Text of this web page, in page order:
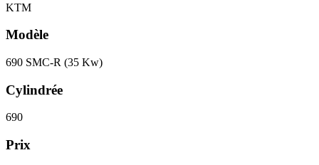
KTM
Modèle
690 SMC-R (35 Kw)
Cylindrée
690
Prix